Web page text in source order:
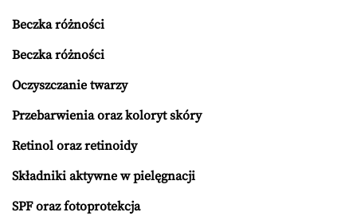
Beczka różności
Beczka różności
Oczyszczanie twarzy
Przebarwienia oraz koloryt skóry
Retinol oraz retinoidy
Składniki aktywne w pielęgnacji
SPF oraz fotoprotekcja